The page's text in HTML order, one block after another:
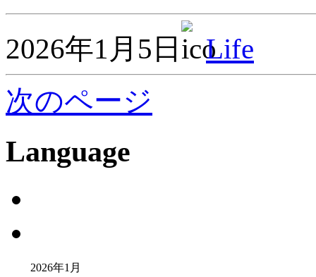
2026年1月5日
Life
次のページ
Language
2026年1月